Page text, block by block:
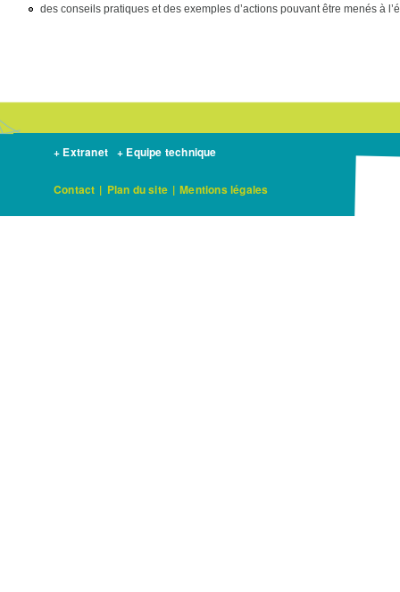
des conseils pratiques et des exemples d’actions pouvant être menés à
+ Extranet + Equipe technique
Contact | Plan du site | Mentions légales